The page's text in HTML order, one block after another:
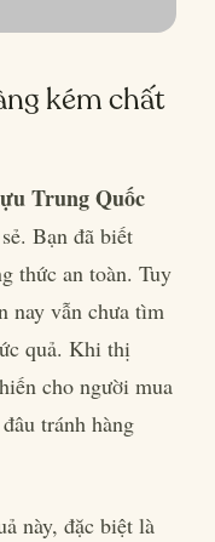
kém chất
Trung Quốc
Bạn đã biết
thức an toàn. Tuy
nay vẫn chưa tìm
quả. Khi thị
cho người mua
tránh hàng
này, đặc biệt là